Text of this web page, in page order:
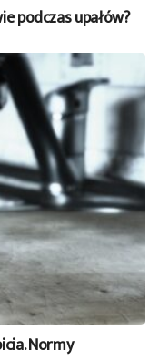
podczas upałów?
Normy